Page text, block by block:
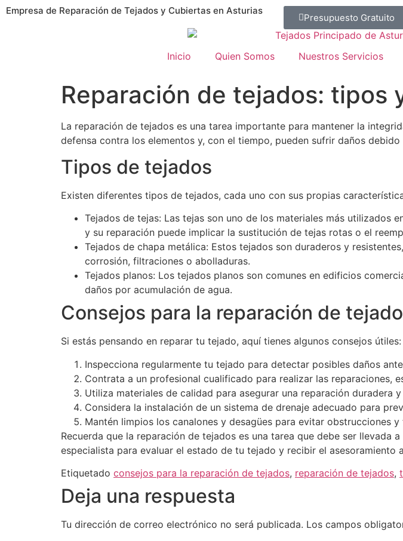
Empresa de Reparación de Tejados y Cubiertas en Asturias
Llamar 634 13 42 49
Escribir 634 13 42 49
Presupuesto Gratuito
Inicio Quien Somos Nuestros Servicios
Reparación de tejados: tipos
La reparación de tejados es una tarea importante para mantener la
defensa contra los elementos y, con el tiempo, pueden sufrir daños
Tipos de tejados
Existen diferentes tipos de tejados, cada uno con sus propias
Tejados de tejas: Las tejas son uno de los materiales más utilizados
y su reparación puede implicar la sustitución de tejas rotas o el
Tejados de chapa metálica: Estos tejados son duraderos y
corrosión, filtraciones o abolladuras.
Tejados planos: Los tejados planos son comunes en edificios
daños por acumulación de agua.
Consejos para la reparación de
Si estás pensando en reparar tu tejado, aquí tienes algunos consejos útiles:
Inspecciona regularmente tu tejado para detectar posibles daños
Contrata a un profesional cualificado para realizar las reparaciones,
Utiliza materiales de calidad para asegurar una reparación duradera
Considera la instalación de un sistema de drenaje adecuado para
Mantén limpios los canalones y desagües para evitar obstrucciones y
Recuerda que la reparación de tejados es una tarea que debe ser
especialista para evaluar el estado de tu tejado y recibir el asesoramiento
Etiquetado consejos para la reparación de tejados, reparación de tejados,
Deja una respuesta
Tu dirección de correo electrónico no será publicada. Los campos